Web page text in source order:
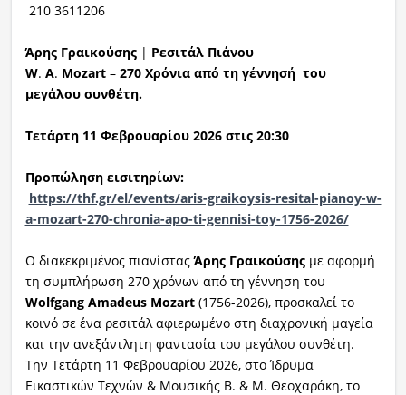
210 3611206
Άρης Γραικούσης| Ρεσιτάλ Πιάνου
W. A. Mozart– 270 Χρόνια από τη γέννησή του
μεγάλου συνθέτη.
Τετάρτη 11 Φεβρουαρίου 2026 στις 20:30
Προπώληση εισιτηρίων:
https://thf.gr/el/events/aris-graikoysis-resital-pianoy-w-
a-mozart-270-chronia-apo-ti-gennisi-toy-1756-2026/
Ο διακεκριμένος πιανίσταςΆρης Γραικούσηςμε αφορμή
τη συμπλήρωση 270 χρόνων από τη γέννηση του
Wolfgang Amadeus Mozart(1756-2026), προσκαλεί το
κοινό σε ένα ρεσιτάλ αφιερωμένο στη διαχρονική μαγεία
και την ανεξάντλητη φαντασία του μεγάλου συνθέτη.
Την Τετάρτη 11 Φεβρουαρίου 2026, στο Ίδρυμα
Εικαστικών Τεχνών & Μουσικής Β. & Μ. Θεοχαράκη, το